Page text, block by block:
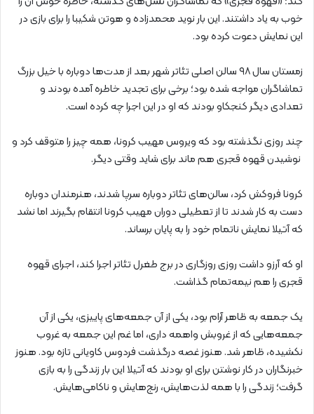
خوب به یاد داشتند. این بار نوید محمدزاده و هوتن شکیبا را برای بازی در
این نمایش دعوت کرده بود.
زمستان سال ۹۸ سالن اصلی تئاتر شهر بعد از مدت‌ها دوباره با خیل بزرگ
تماشاگران مواجه شده بود؛ برخی برای تجدید خاطره آمده بودند و
تعدادی دیگر کنجکاو بودند که او در این اجرا چه کرده است.
چند روزی نگذشته بود که ویروس مهیب کرونا، همه چیز را متوقف کرد و
نوشیدن قهوه قجری هم ماند برای شاید وقتی دیگر.
کرونا فروکش کرد، سالن‌های تئاتر دوباره سرپا شدند، هنرمندان دوباره
دست به کار شدند تا از تعطیلی دوران مهیب کرونا انتقام بگیرند اما نشد
که آتیلا نمایش ناتمام خود را به پایان برساند.
او که آرزو داشت روزی روزگاری در برج طغرل تئاتر اجرا کند، اجرای قهوه
قجری را هم نیمه‌تمام گذاشت.
یک جمعه به ظاهر آرام بود، یکی از آن جمعه‌های پاییزی، یکی از آن
جمعه‌هایی که از غروبش واهمه داری، اما غم این جمعه به غروب
نکشیده، ظاهر شد. هنوز غصه درگذشت فردوس کاویانی تازه بود. هنوز
خبرنگاران در کار نوشتن برای او بودند که آتیلا این بار زندگی را به بازی
گرفت؛ زندگی را با همه لذت‌هایش، رنج‌هایش و ناکامی‌هایش.